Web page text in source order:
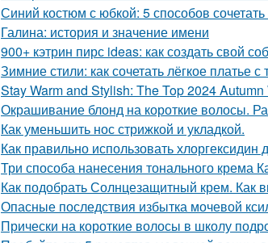
Синий костюм с юбкой: 5 способов
Галина: история и значение имени
900+ кэтрин пирс ideas: как создать свой
Зимние стили: как сочетать лёгкое платье
Stay Warm and Stylish: The Top 2024
Окрашивание блонд на короткие волосы.
Как уменьшить нос стрижкой и укладкой.
Как правильно использовать
Три способа нанесения тонального крема
Как подобрать Солнцезащитный крем. Как
Опасные последствия избытка мочевой
Прически на короткие волосы в школу